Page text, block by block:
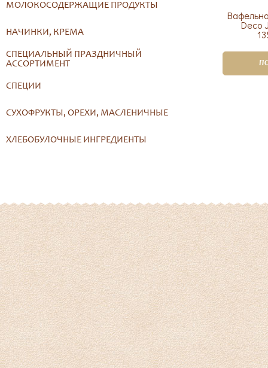
МОЛОКОСОДЕРЖАЩИЕ ПРОДУКТЫ
НАЧИНКИ, КРЕМА
СПЕЦИАЛЬНЫЙ ПРАЗДНИЧНЫЙ
АССОРТИМЕНТ
СПЕЦИИ
СУХОФРУКТЫ, ОРЕХИ, МАСЛЕНИЧНЫЕ
ХЛЕБОБУЛОЧНЫЕ ИНГРЕДИЕНТЫ
Deco